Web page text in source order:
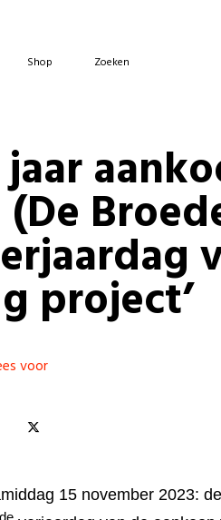
Shop Zoeken
jaar
project’
voor
15 november 2023: